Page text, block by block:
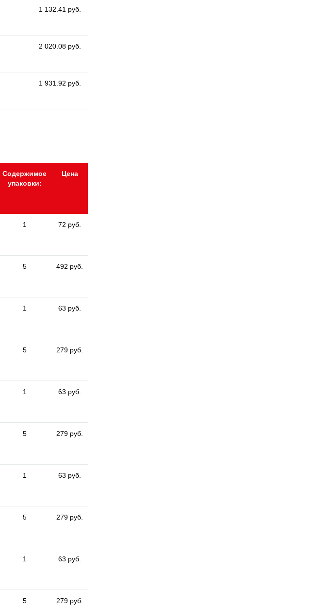
1 132.41 руб.
2 020.08 руб.
1 931.92 руб.
Содержимое
упаковки:
Цена
1 72 руб.
5 492 руб.
1 63 руб.
5 279 руб.
1 63 руб.
5 279 руб.
1 63 руб.
5 279 руб.
1 63 руб.
5 279 руб.